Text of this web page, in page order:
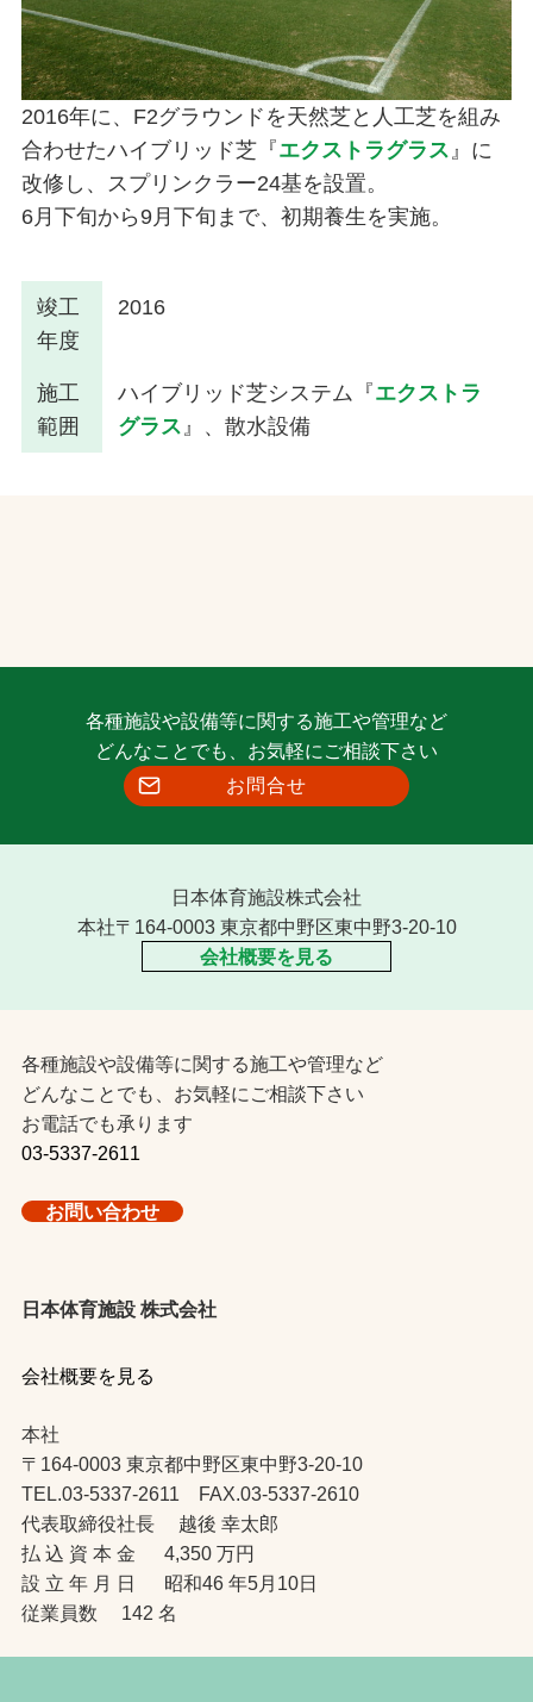
2016年に、F2グラウンドを天然芝と人工芝を組み
合わせたハイブリッド芝『エクストラグラス』に
改修し、スプリンクラー24基を設置。
6月下旬から9月下旬まで、初期養生を実施。
竣工
年度
2016
施工
範囲
ハイブリッド芝システム『エクストラ
グラス』、散水設備
各種施設や設備等に関する施工や管理など
どんなことでも、お気軽にご相談下さい
お問合せ
日本体育施設株式会社
本社〒164-0003 東京都中野区東中野3-20-10
会社概要を見る
各種施設や設備等に関する施工や管理など
どんなことでも、お気軽にご相談下さい
お電話でも承ります
03-5337-2611
お問い合わせ
日本体育施設 株式会社
会社概要を見る
本社
〒164-0003 東京都中野区東中野3-20-10
TEL.03-5337-2611 FAX.03-5337-2610
代表取締役社長 越後 幸太郎
払 込 資 本 金 4,350 万円
設 立 年 月 日 昭和46 年5月10日
従業員数 142 名